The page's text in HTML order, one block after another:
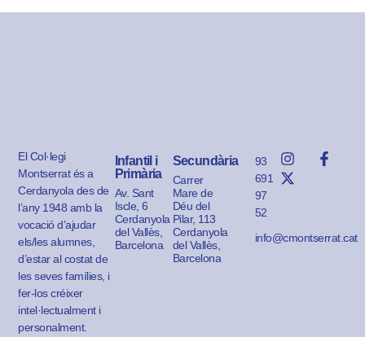
El Col·legi
Montserrat és a
Cerdanyola des de
l’any 1948 amb la
vocació d’ajudar
els/les alumnes,
d’estar al costat de
les seves famílies, i
fer-los créixer
intel·lectualment i
personalment.
Infantil i
Primària
Av. Sant
Iscle, 6
Cerdanyola
del Vallès,
Barcelona
Secundària
Carrer
Mare de
Déu del
Pilar, 113
Cerdanyola
del Vallès,
Barcelona
93
691
97
52
info@cmontserrat.cat